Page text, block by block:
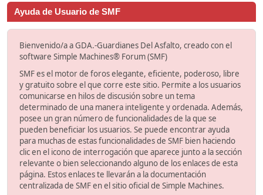
Ayuda de Usuario de SMF
Bienvenido/a a GDA.-Guardianes Del Asfalto, creado con el
software Simple Machines® Forum (SMF)
SMF es el motor de foros elegante, eficiente, poderoso, libre
y gratuito sobre el que corre este sitio. Permite a los usuarios
comunicarse en hilos de discusión sobre un tema
determinado de una manera inteligente y ordenada. Además,
posee un gran número de funcionalidades de la que se
pueden beneficiar los usuarios. Se puede encontrar ayuda
para muchas de estas funcionalidades de SMF bien haciendo
clic en el icono de interrogación que aparece junto a la sección
relevante o bien seleccionando alguno de los enlaces de esta
página. Estos enlaces te llevarán a la documentación
centralizada de SMF en el sitio oficial de Simple Machines.